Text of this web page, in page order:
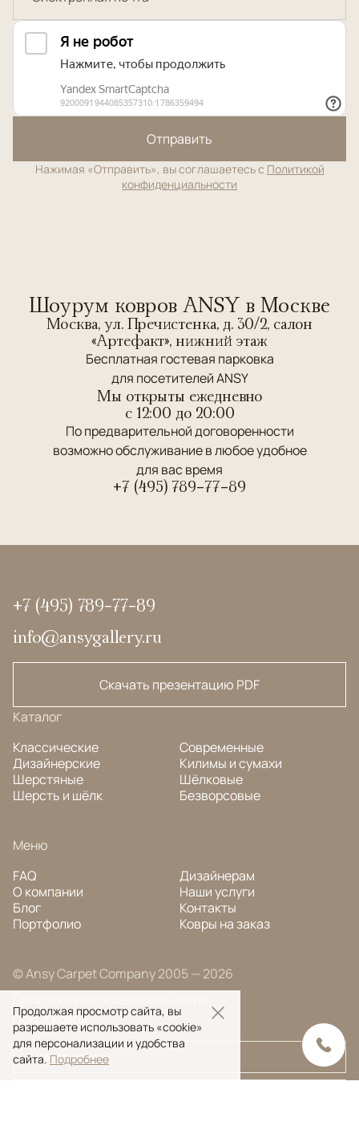
Отправить
Нажимая «Отправить», вы соглашаетесь с Политикой
конфиденциальности
Шоурум ковров ANSY в Москве
Москва, ул. Пречистенка, д. 30/2, салон
«Артефакт», нижний этаж
Бесплатная гостевая парковка
для посетителей ANSY
Мы открыты ежедневно
c 12:00 до 20:00
По предварительной договоренности
возможно обслуживание в любое удобное
для вас время
+7 (495) 789-77-89
+7 (495) 789-77-89
info@ansygallery.ru
Скачать презентацию PDF
Каталог
Классические
Дизайнерские
Шерстяные
Шерсть и шёлк
Современные
Килимы и сумахи
Шёлковые
Безворсовые
Меню
FAQ
О компании
Блог
Портфолио
Дизайнерам
Наши услуги
Контакты
Ковры на заказ
© Ansy Carpet Company 2005 — 2026
Поиск ковра
Продолжая просмотр сайта, вы
разрешаете использовать «cookie»
для персонализации и удобства
сайта. Подробнее